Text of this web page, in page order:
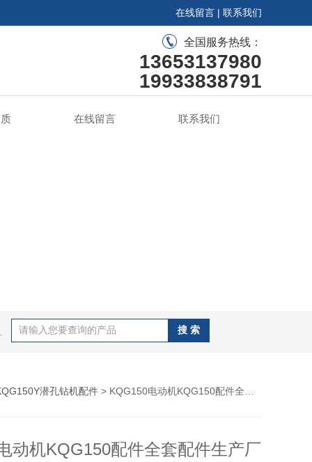
在线留言 | 联系我们
全国服务热线：
13653137980
19933838791
在线留言 联系我们
潜孔钻机配件 > KQG150电动机KQG150配件全套配件生产厂家
动机KQG150配件全套配件生产厂